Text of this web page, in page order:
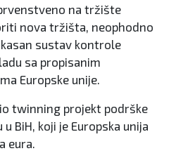
na tržište
nova tržišta, neophodno
sustav kontrole
sa propisanim
Europske unije.
twinning projekt podrške
BiH, koji je Europska unija
eura.